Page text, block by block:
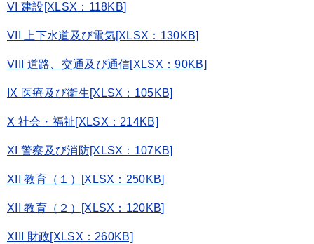
VI 建設[XLSX：118KB]
VII 上下水道及び電気[XLSX：130KB]
VIII 道路、交通及び通信[XLSX：90KB]
IX 医療及び衛生[XLSX：105KB]
X 社会・福祉[XLSX：214KB]
XI 警察及び消防[XLSX：107KB]
XII 教育（１）[XLSX：250KB]
XII 教育（２）[XLSX：120KB]
XIII 財政[XLSX：260KB]